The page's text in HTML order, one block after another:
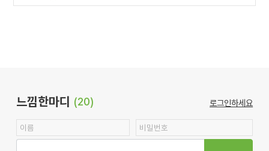
느낌한마디 (20) 로그인하세요